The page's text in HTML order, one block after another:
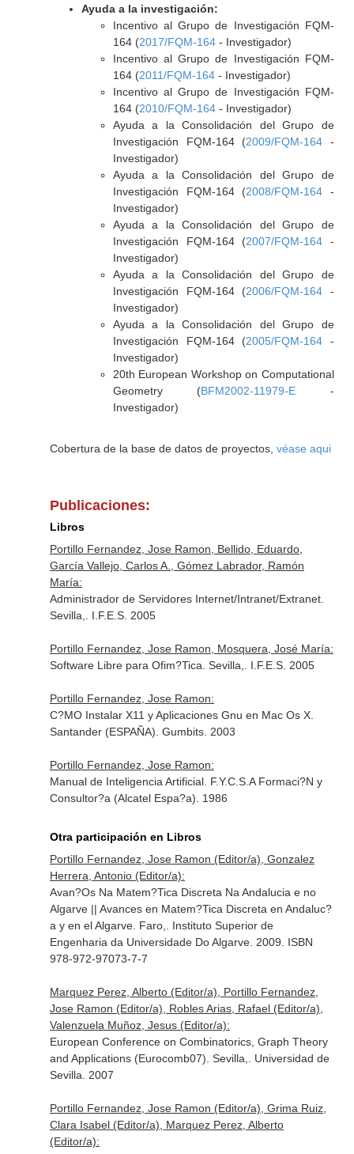
Ayuda a la investigación:
Incentivo al Grupo de Investigación FQM-
164 (2017/FQM-164- Investigador)
Incentivo al Grupo de Investigación FQM-
164 (2011/FQM-164- Investigador)
Incentivo al Grupo de Investigación FQM-
164 (2010/FQM-164- Investigador)
Ayuda a la Consolidación del Grupo de
Investigación FQM-164 (2009/FQM-164 -
Investigador)
Ayuda a la Consolidación del Grupo de
Investigación FQM-164 (2008/FQM-164 -
Investigador)
Ayuda a la Consolidación del Grupo de
Investigación FQM-164 (2007/FQM-164 -
Investigador)
Ayuda a la Consolidación del Grupo de
Investigación FQM-164 (2006/FQM-164 -
Investigador)
Ayuda a la Consolidación del Grupo de
Investigación FQM-164 (2005/FQM-164 -
Investigador)
20th European Workshop on Computational
Geometry (BFM2002-11979-E -
Investigador)
Cobertura de la base de datos de proyectos, véase aqui
Publicaciones:
Libros
Portillo Fernandez, Jose Ramon, Bellido, Eduardo,
García Vallejo, Carlos A., Gómez Labrador, Ramón
María:
Administrador de Servidores Internet/Intranet/Extranet.
Sevilla,. I.F.E.S. 2005
Portillo Fernandez, Jose Ramon, Mosquera, José María:
Software Libre para Ofim?Tica. Sevilla,. I.F.E.S. 2005
Portillo Fernandez, Jose Ramon:
C?MO Instalar X11 y Aplicaciones Gnu en Mac Os X.
Santander (ESPAÑA). Gumbits. 2003
Portillo Fernandez, Jose Ramon:
Manual de Inteligencia Artificial. F.Y.C.S.A Formaci?N y
Consultor?a (Alcatel Espa?a). 1986
Otra participación en Libros
Portillo Fernandez, Jose Ramon (Editor/a), Gonzalez
Herrera, Antonio (Editor/a):
Avan?Os Na Matem?Tica Discreta Na Andalucia e no
Algarve || Avances en Matem?Tica Discreta en Andaluc?
a y en el Algarve. Faro,. Instituto Superior de
Engenharia da Universidade Do Algarve. 2009. ISBN
978-972-97073-7-7
Marquez Perez, Alberto (Editor/a), Portillo Fernandez,
Jose Ramon (Editor/a), Robles Arias, Rafael (Editor/a),
Valenzuela Muñoz, Jesus (Editor/a):
European Conference on Combinatorics, Graph Theory
and Applications (Eurocomb07). Sevilla,. Universidad de
Sevilla. 2007
Portillo Fernandez, Jose Ramon (Editor/a), Grima Ruiz,
Clara Isabel (Editor/a), Marquez Perez, Alberto
(Editor/a):